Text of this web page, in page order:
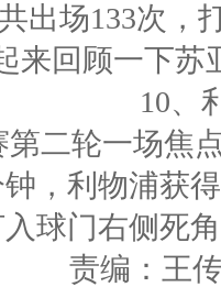
出场133次，
来回顾一下
10、
第二轮一场焦
，利物浦获
球门右侧死
责编：王